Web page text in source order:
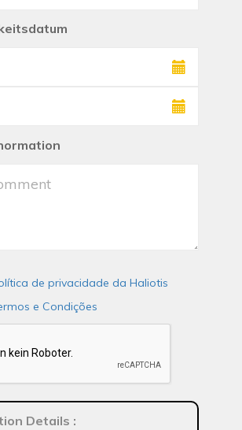
de privacidade da Haliotis
e Condições
Details :